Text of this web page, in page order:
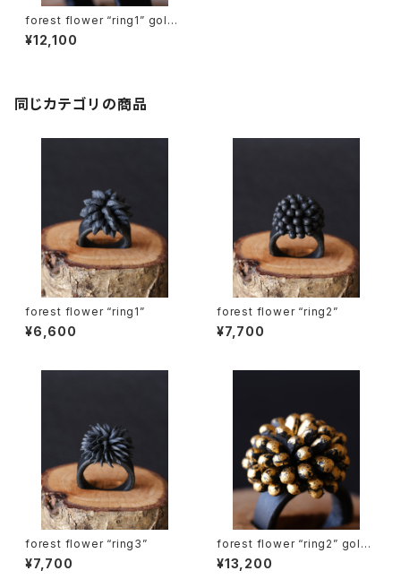
forest flower “ring1” gold l
eaf
¥12,100
同じカテゴリの商品
forest flower “ring1”
¥6,600
forest flower “ring2”
¥7,700
forest flower “ring3”
¥7,700
forest flower “ring2” gold l
eaf
¥13,200